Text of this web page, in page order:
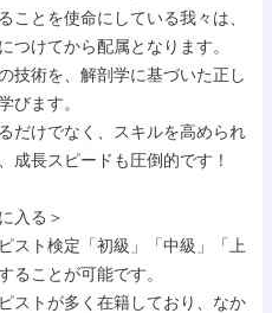
ことを使命にしている我々は、
つけてから配属となります。
技術を、解剖学に基づいた正し
びます。
だけでなく、スキルを高められ
成長スピードも圧倒的です！
入る＞
スト検定「初級」「中級」「上
ることが可能です。
ストが多く在籍しており、なか